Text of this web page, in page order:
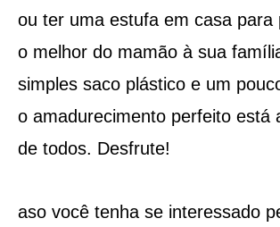
ou ter uma estufa em casa para
o melhor do mamão à sua
simples saco plástico e um
o amadurecimento perfeito está
de todos. Desfrute!
aso você tenha se interessado